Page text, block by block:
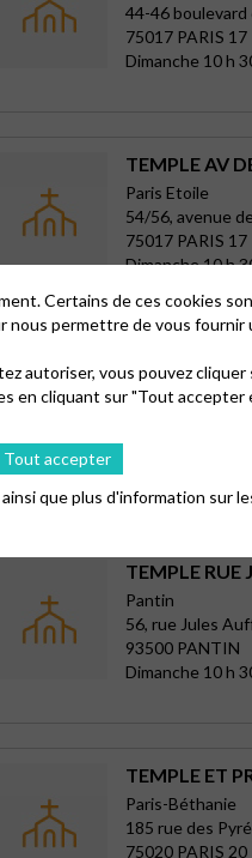
44-46
75017 PARIS 17
Dimanche 10 h
TEMPLE AV
Paris Etoile
54/56, avenue
75017 PARIS 17
Dimanche 10 h
CAP
Ermont-Taverny
TEMPLE RUE
Pantin
56, rue Jules
93500 PANTIN
Dimanche 10 h
TEMPLE ET
Paris-Béthanie
185 rue des
75020 PARIS 20
Certains de ces cookies
nous permettre de vous fournir
autoriser, vous pouvez cliquer
en cliquant sur "Tout accepter
Tout accepter
que plus d'information sur